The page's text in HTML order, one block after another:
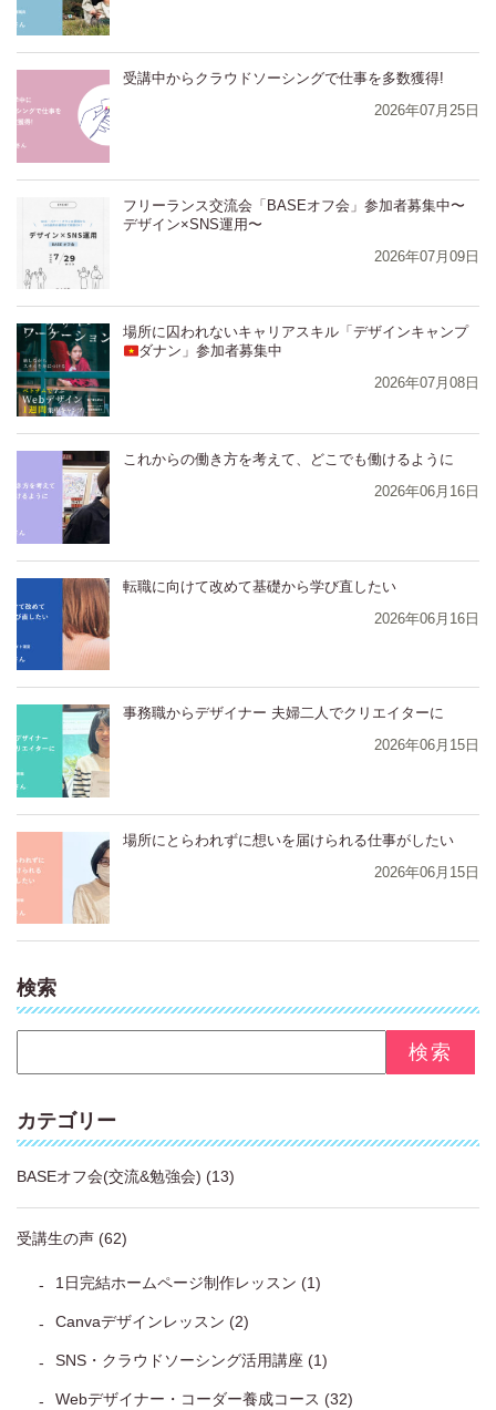
受講中からクラウドソーシングで仕事を多数獲得!
2026年07月25日
フリーランス交流会「BASEオフ会」参加者募集中〜
デザイン×SNS運用〜
2026年07月09日
場所に囚われないキャリアスキル「デザインキャンプ
ダナン」参加者募集中
2026年07月08日
⁨⁩⁨⁩⁨⁩⁨これからの働き方を考えて、どこでも働けるように
2026年06月16日
⁨⁩⁨⁩⁨⁩⁨転職に向けて改めて基礎から学び直したい
2026年06月16日
⁨⁩⁨⁩⁨⁩⁨事務職からデザイナー 夫婦二人でクリエイターに
2026年06月15日
⁨⁩⁨⁩⁨⁩⁨場所にとらわれずに想いを届けられる仕事がしたい
2026年06月15日
検索
カテゴリー
BASEオフ会(交流&勉強会) (13)
受講生の声 (62)
1日完結ホームページ制作レッスン (1)
Canvaデザインレッスン (2)
SNS・クラウドソーシング活用講座 (1)
Webデザイナー・コーダー養成コース (32)